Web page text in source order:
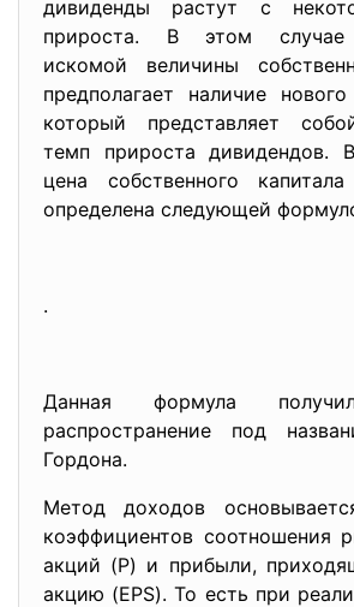
дивиденды растут с
прироста. В этом случае
искомой величины
предполагает наличие
который представляет
темп прироста дивидендов.
цена собственного
определена следующей
.
Данная формула
распространение под
Гордона.
Метод доходов
коэффициентов соотношения
акций (P) и прибыли,
акцию (EPS). То есть при